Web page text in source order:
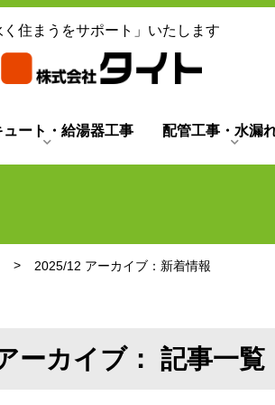
住まうをサポート」いたします
ュート・給湯器工事 配管工事・水漏
2025/12 アーカイブ：新着情報
ーカイブ： 記事一覧